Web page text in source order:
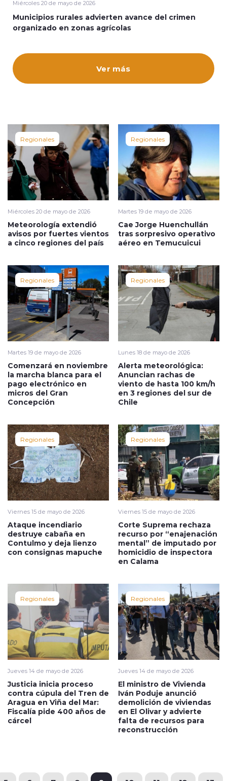
modo claro
Miércoles 20 de mayo de 2026
Municipios rurales advierten avance del crimen
organizado en zonas agrícolas
Ver más
Regionales
Miércoles 20 de mayo de 2026
Meteorología extendió
avisos por fuertes vientos
a cinco regiones del país
Regionales
Martes 19 de mayo de 2026
Cae Jorge Huenchullán
tras sorpresivo operativo
aéreo en Temucuicui
Regionales
Martes 19 de mayo de 2026
Comenzará en noviembre
la marcha blanca para el
pago electrónico en
micros del Gran
Concepción
Regionales
Lunes 18 de mayo de 2026
Alerta meteorológica:
Anuncian rachas de
viento de hasta 100 km/h
en 3 regiones del sur de
Chile
Regionales
Viernes 15 de mayo de 2026
Ataque incendiario
destruye cabaña en
Contulmo y deja lienzo
con consignas mapuche
Regionales
Viernes 15 de mayo de 2026
Corte Suprema rechaza
recurso por “enajenación
mental” de imputado por
homicidio de inspectora
en Calama
Regionales
Jueves 14 de mayo de 2026
Justicia inicia proceso
contra cúpula del Tren de
Aragua en Viña del Mar:
Fiscalía pide 400 años de
cárcel
Regionales
Jueves 14 de mayo de 2026
El ministro de Vivienda
Iván Poduje anunció
demolición de viviendas
en El Olivar y advierte
falta de recursos para
reconstrucción